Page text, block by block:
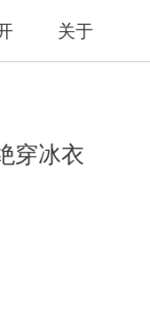
关于
穿冰衣